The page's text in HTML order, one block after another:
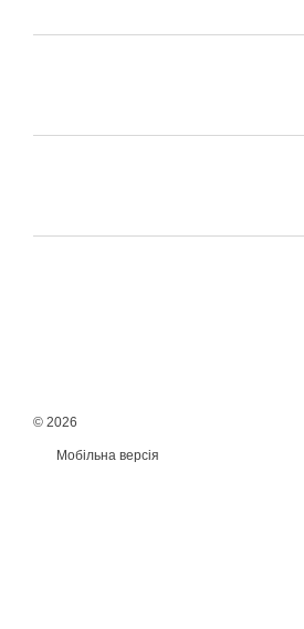
© 2026
Мобільна версія